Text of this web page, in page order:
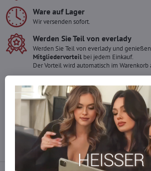
Ware auf Lager
Wir versenden sofort.
Werden Sie Teil von everlady
Werden Sie Teil von everlady und
Mitgliedervorteil bei jedem Einkauf.
Der Vorteil wird automatisch im
Möchten Sie mehr
Zögern Sie nicht, uns zu kontaktieren, wir
info​​@everlady​​.eu